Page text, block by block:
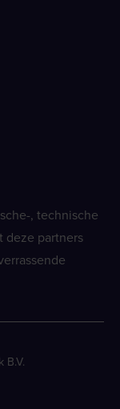
, technische
deze partners